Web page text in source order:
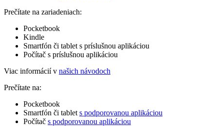
Prečítate na zariadeniach:
Pocketbook
Kindle
Smartfón či tablet s príslušnou aplikáciou
Počítač s príslušnou aplikáciou
Viac informácií v našich návodoch
Prečítate na:
Pocketbook
Smartfón či tablet s podporovanou aplikáciou
Počítač s podporovanou aplikáciou